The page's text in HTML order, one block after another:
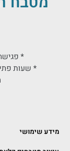
*
* שעות
מידע שימושי